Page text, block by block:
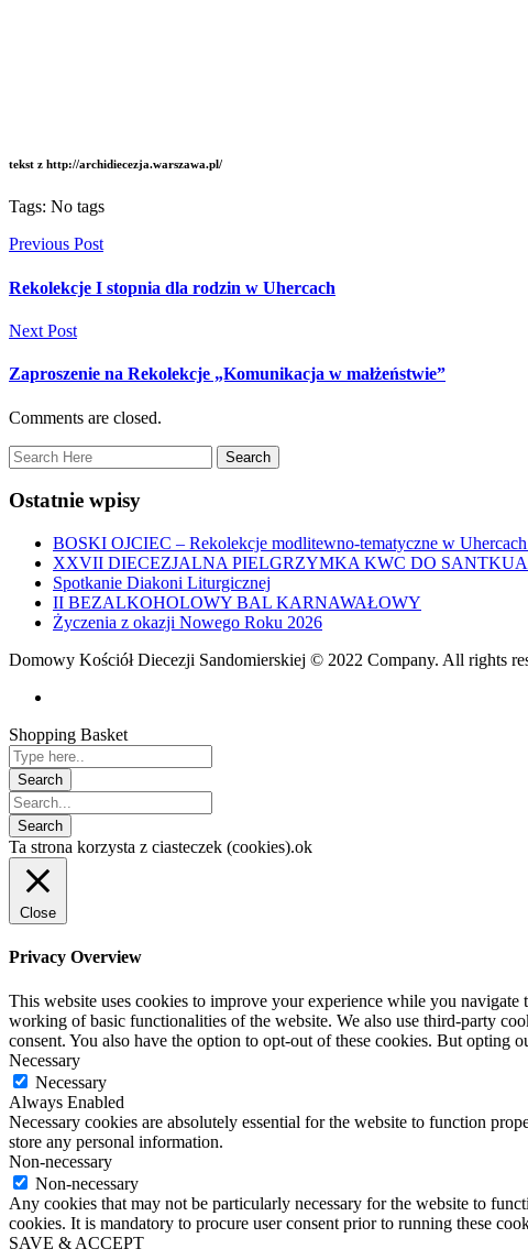
tekst z http://archidiecezja.warszawa.pl/
Tags: No tags
Previous Post
Rekolekcje I stopnia dla rodzin w Uhercach
Next Post
Zaproszenie na Rekolekcje „Komunikacja w małżeństwie”
Comments are closed.
Ostatnie wpisy
BOSKI OJCIEC – Rekolekcje modlitewno-tematyczne w
XXVII DIECEZJALNA PIELGRZYMKA KWC DO
Spotkanie Diakoni Liturgicznej
II BEZALKOHOLOWY BAL KARNAWAŁOWY
Życzenia z okazji Nowego Roku 2026
Domowy Kościół Diecezji Sandomierskiej © 2022 Company. All rights
Shopping Basket
Ta strona korzysta z ciasteczek (cookies).ok
Close
Privacy Overview
This website uses cookies to improve your experience while you navigate
working of basic functionalities of the website. We also use third-party
consent. You also have the option to opt-out of these cookies. But opting
Necessary
Necessary
Always Enabled
Necessary cookies are absolutely essential for the website to function
store any personal information.
Non-necessary
Non-necessary
Any cookies that may not be particularly necessary for the website to
cookies. It is mandatory to procure user consent prior to running these
SAVE & ACCEPT